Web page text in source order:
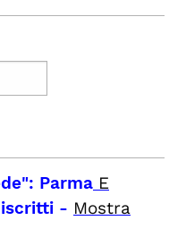
Parma E
- Mostra